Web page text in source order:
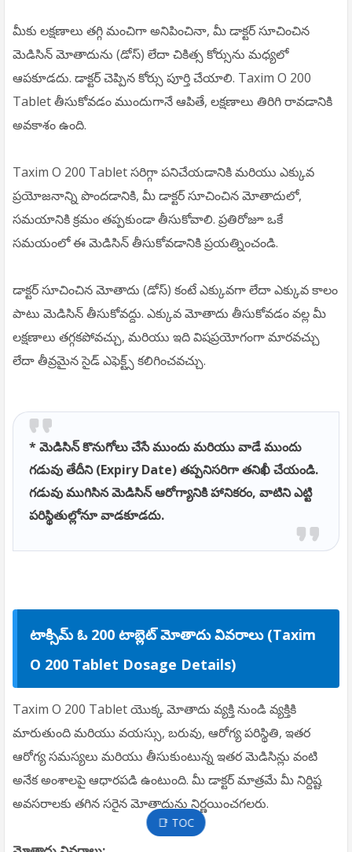
మీకు లక్షణాలు తగ్గి మంచిగా అనిపించినా, మీ డాక్టర్ సూచించిన
మెడిసిన్ మోతాదును (డోస్) లేదా చికిత్స కోర్సును మధ్యలో
ఆపకూడదు. డాక్టర్ చెప్పిన కోర్సు పూర్తి చేయాలి. Taxim O 200
Tablet తీసుకోవడం ముందుగానే ఆపితే, లక్షణాలు తిరిగి రావడానికి
అవకాశం ఉంది.
Taxim O 200 Tablet సరిగ్గా పనిచేయడానికి మరియు ఎక్కువ
ప్రయోజనాన్ని పొందడానికి, మీ డాక్టర్ సూచించిన మోతాదులో,
సమయానికి క్రమం తప్పకుండా తీసుకోవాలి. ప్రతిరోజూ ఒకే
సమయంలో ఈ మెడిసిన్ తీసుకోవడానికి ప్రయత్నించండి.
డాక్టర్ సూచించిన మోతాదు (డోస్) కంటే ఎక్కువగా లేదా ఎక్కువ కాలం
పాటు మెడిసిన్ తీసుకోవద్దు. ఎక్కువ మోతాదు తీసుకోవడం వల్ల మీ
లక్షణాలు తగ్గకపోవచ్చు, మరియు ఇది విషప్రయోగంగా మారవచ్చు
లేదా తీవ్రమైన సైడ్ ఎఫెక్ట్స్ కలిగించవచ్చు.
* మెడిసిన్ కొనుగోలు చేసే ముందు మరియు వాడే ముందు
గడువు తేదీని (Expiry Date) తప్పనిసరిగా తనిఖీ చేయండి.
గడువు ముగిసిన మెడిసిన్ ఆరోగ్యానికి హానికరం, వాటిని ఎట్టి
పరిస్థితుల్లోనూ వాడకూడదు.
టాక్సిమ్ ఓ 200 టాబ్లెట్ మోతాదు వివరాలు (Taxim
O 200 Tablet Dosage Details)
Taxim O 200 Tablet యొక్క మోతాదు వ్యక్తి నుండి వ్యక్తికి
మారుతుంది మరియు వయస్సు, బరువు, ఆరోగ్య పరిస్థితి, ఇతర
ఆరోగ్య సమస్యలు మరియు తీసుకుంటున్న ఇతర మెడిసిన్లు వంటి
అనేక అంశాలపై ఆధారపడి ఉంటుంది. మీ డాక్టర్ మాత్రమే మీ నిర్దిష్ట
అవసరాలకు తగిన సరైన మోతాదును నిర్ణయించగలరు.
📑 TOC